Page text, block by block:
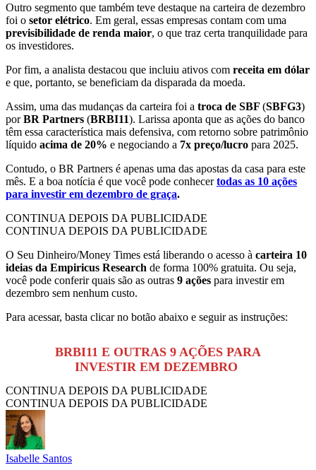
Outro segmento que também teve destaque na carteira de dezembro
foi o setor elétrico. Em geral, essas empresas contam com uma
previsibilidade de renda maior, o que traz certa tranquilidade para
os investidores.
Por fim, a analista destacou que incluiu ativos com receita em dólar
e que, portanto, se beneficiam da disparada da moeda.
Assim, uma das mudanças da carteira foi a troca de SBF (SBFG3)
porBR Partners (BRBI11). Larissa aponta que as ações do banco
têm essa característica mais defensiva, com retorno sobre patrimônio
líquido acima de 20% e negociando a 7x preço/lucro para 2025.
Contudo, o BR Partners é apenas uma das apostas da casa para este
mês. E a boa notícia é que você pode conhecertodas as 10 ações
para investir em dezembro de graça.
CONTINUA DEPOIS DA PUBLICIDADE
CONTINUA DEPOIS DA PUBLICIDADE
O Seu Dinheiro/Money Times está liberando o acesso à carteira 10
ideias da Empiricus Research de forma 100% gratuita. Ou seja,
você pode conferir quais são as outras 9 ações para investir em
dezembro sem nenhum custo.
Para acessar, basta clicar no botão abaixo e seguir as instruções:
BRBI11 E OUTRAS 9 AÇÕES PARA
INVESTIR EM DEZEMBRO
CONTINUA DEPOIS DA PUBLICIDADE
CONTINUA DEPOIS DA PUBLICIDADE
Isabelle Santos